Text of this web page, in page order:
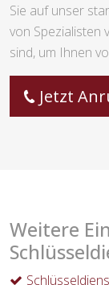
Sie auf unser
von Spezialisten
sind, um Ihnen
Jetzt
Weitere